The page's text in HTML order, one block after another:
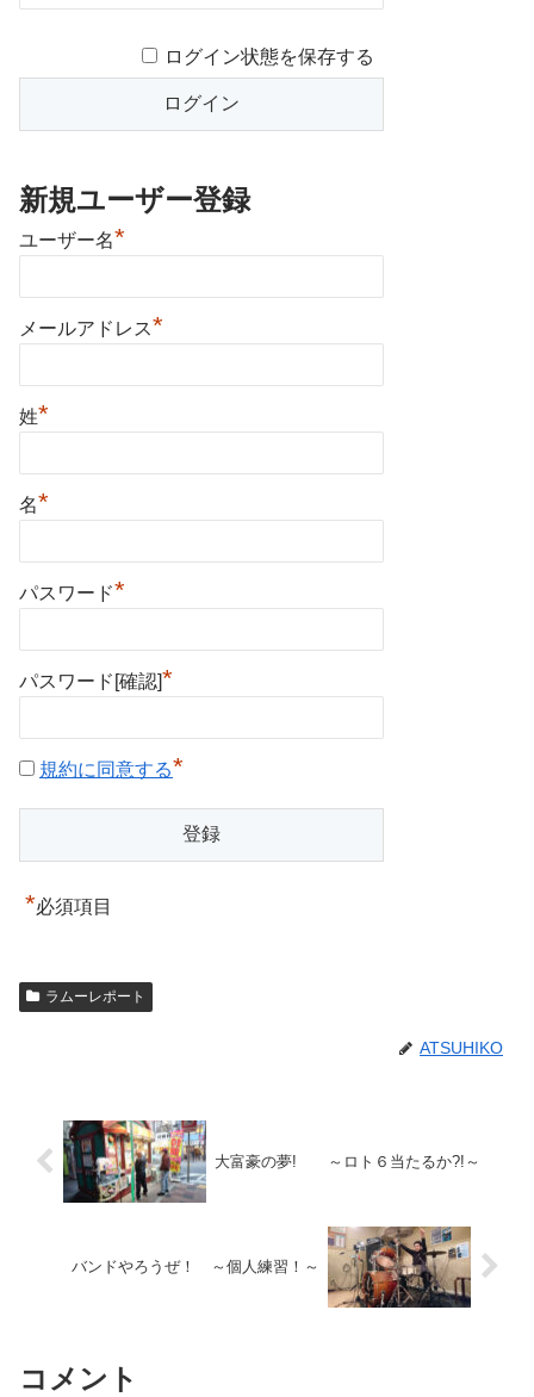
ログイン状態を保存する
新規ユーザー登録
ユーザー名*
メールアドレス*
姓*
名*
パスワード*
パスワード[確認]*
規約に同意する*
*必須項目
ラムーレポート
ATSUHIKO
大富豪の夢! ～ロト６当たるか?!～
バンドやろうぜ！ ～個人練習！～
コメント